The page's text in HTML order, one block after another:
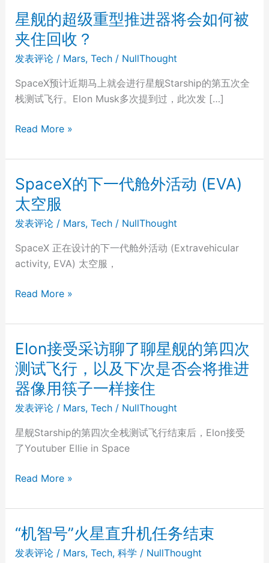
星舰的超级重型推进器将会如何被
夹住回收？
发表评论 / Mars, Tech/ NullThought
SpaceX预计近期马上就会进行星舰Starship的第五次全
栈测试飞行。Elon Musk多次提到过，此次发 […]
星
的
超
级
重
型
进
器
会
被
夹
住
回
收？
Read More »
SpaceX的下一代舱外活动 (EVA)
太空服
发表评论 / Mars, Tech/ NullThought
SpaceX 正在设计的下一代舱外活动 (Extravehicular
activity, EVA) 太空服，
SpaceX
下
一
代
舱
外
活
(EVA)
太
服
Read More »
Elon接受采访聊了聊星舰的第四次
测试飞行，以及下次是否会将推进
器像用筷子一样接住
发表评论 / Mars, Tech/ NullThought
星舰Starship的第四次全栈测试飞行结束后，Elon接受
了Youtuber Ellie in Space
Elon
受
采
访
聊
Read More »
“机智号”火星直升机任务结束
发表评论 / Mars, Tech, 科学 / NullThought